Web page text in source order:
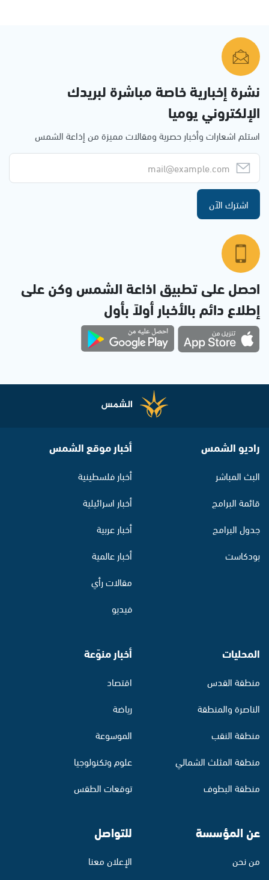
نشرة إخبارية خاصة مباشرة لبريدك
الإلكتروني يوميا
استلم اشعارات وأخبار حصرية ومقالات مميزة من إذاعة الشمس
اشترك الآن
احصل على تطبيق اذاعة الشمس وكن على
إطلاع دائم بالأخبار أولاً بأول
راديو الشمس
البث المباشر
قائمة البرامج
جدول البرامج
بودكاست
أخبار موقع الشمس
أخبار فلسطينية
أخبار اسرائيلية
أخبار عربية
أخبار عالمية
مقالات رأي
فيديو
المحليات
منطقة القدس
الناصرة والمنطقة
منطقة النقب
منطقة المثلث الشمالي
منطقة البطوف
أخبار منوّعة
اقتصاد
رياضة
الموسوعة
علوم وتكنولوجيا
توقعات الطقس
عن المؤسسة
من نحن
للتواصل
الإعلان معنا